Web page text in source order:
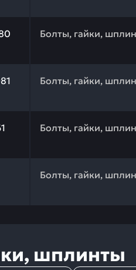
Болты, гайки,
Болт KOMATSU
Болты, гайки,
Гайка KOMATSU
Болты, гайки,
Болт KOMATSU
Болты, гайки,
Болт KOMATSU
шплинты